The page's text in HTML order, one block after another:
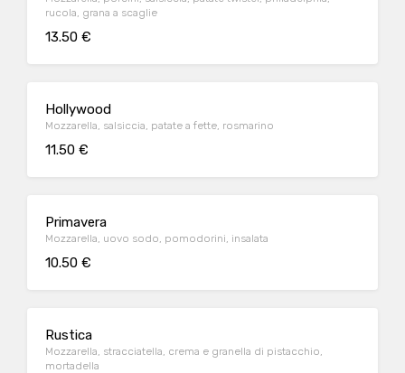
rucola, grana a scaglie
13.50 €
Hollywood
Mozzarella, salsiccia, patate a fette, rosmarino
11.50 €
Primavera
Mozzarella, uovo sodo, pomodorini, insalata
10.50 €
Rustica
Mozzarella, stracciatella, crema e granella di pistacchio,
mortadella